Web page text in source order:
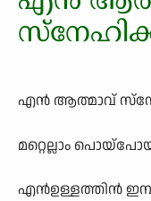
എൻ ആത്മാവ്
മറ്റെല്ലാം
എൻഉള്ളത്തിൻ